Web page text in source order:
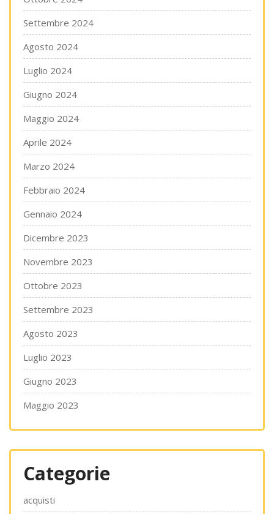
Settembre 2024
Agosto 2024
Luglio 2024
Giugno 2024
Maggio 2024
Aprile 2024
Marzo 2024
Febbraio 2024
Gennaio 2024
Dicembre 2023
Novembre 2023
Ottobre 2023
Settembre 2023
Agosto 2023
Luglio 2023
Giugno 2023
Maggio 2023
Categorie
acquisti